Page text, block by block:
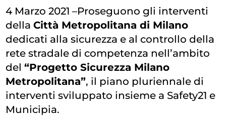
4 Marzo 2021 –Proseguono gli interventi
dellaCittà Metropolitana di Milano
dedicati alla sicurezza e al controllo della
rete stradale di competenza nell’ambito
del“Progetto Sicurezza Milano
Metropolitana”, il piano pluriennale di
interventi sviluppato insieme a Safety21 e
Municipia.